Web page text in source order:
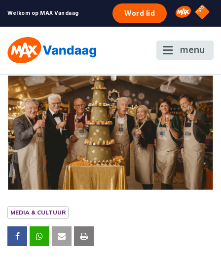
Welkom op MAX Vandaag Word lid Omroep
NPO
menu
MEDIA & CULTUUR